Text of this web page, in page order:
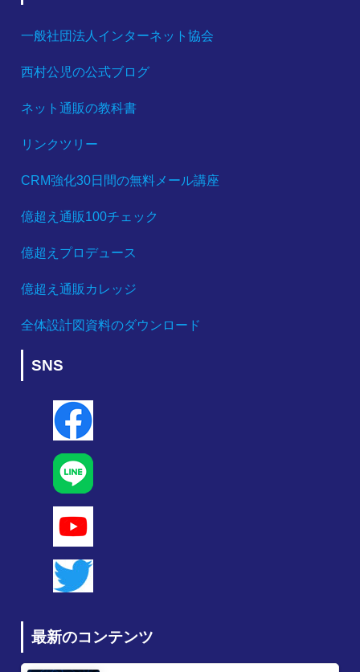
一般社団法人インターネット協会
西村公児の公式ブログ
ネット通販の教科書
リンクツリー
CRM強化30日間の無料メール講座
億超え通販100チェック
億超えプロデュース
億超え通販カレッジ
全体設計図資料のダウンロード
SNS
最新のコンテンツ